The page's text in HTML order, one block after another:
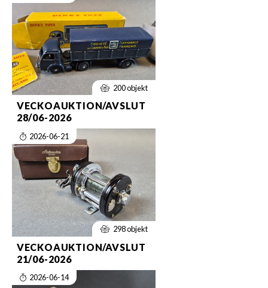
200 objekt
VECKOAUKTION/AVSLUT
28/06-2026
2026-06-21
298 objekt
VECKOAUKTION/AVSLUT
21/06-2026
2026-06-14